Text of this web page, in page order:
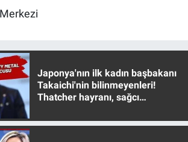
Japonya'nın ilk kadın başbakanı
Takaichi'nin bilinmeyenleri!
Thatcher hayranı, sağcı